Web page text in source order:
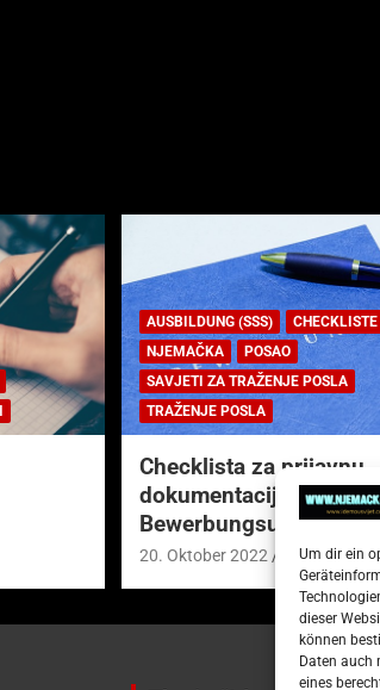
Um dir ein
dieser
können
Daten auch
eines
AUSBILDUNG (SSS)
CHECKLISTE
NJEMAČKA
POSAO
SAVJETI ZA TRAŽENJE POSLA
TRAŽENJE POSLA
Checklista za prijavnu
dokumentaciju (njem.
20. Oktober 2022 Redakcija